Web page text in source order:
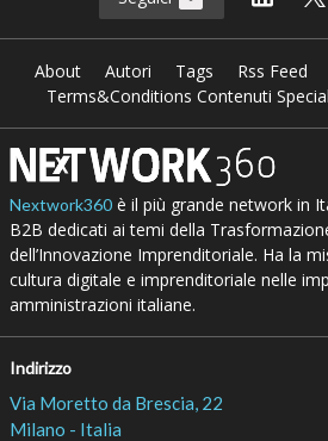
About Autori Tags Rss Feed
Terms&Conditions Contenuti
Nextwork360è il più grande network in
B2B dedicati ai temi della
dell’Innovazione Imprenditoriale. Ha la
cultura digitale e imprenditoriale nelle
amministrazioni italiane.
Indirizzo
Via Moretto da Brescia, 22
Milano - Italia